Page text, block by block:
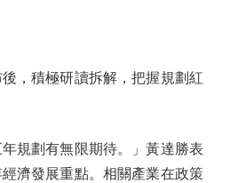
積極研讀拆解，把握規劃紅
劃有無限期待。」黃達勝表
濟發展重點。相關產業在政策